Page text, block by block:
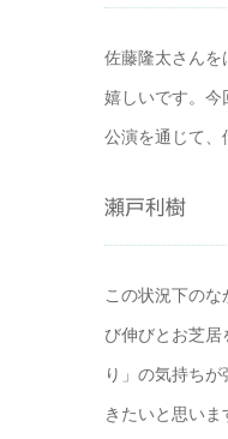
佐藤隆太さん
嬉しいです。今
公演を通じて、
瀬戸利樹
この状況下の
び伸びとお芝
り」の気持ち
きたいと思いま